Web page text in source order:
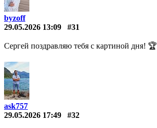
byzoff
29.05.2026 13:09
#31
Сергей поздравляю тебя с картиной дня! 🏆
ask757
29.05.2026 17:49
#32